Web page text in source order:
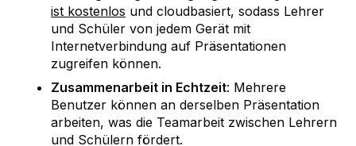
ist kostenlos und cloudbasiert, sodass Lehrer
und Schüler von jedem Gerät mit
Internetverbindung auf Präsentationen
zugreifen können.
Zusammenarbeit in Echtzeit: Mehrere
Benutzer können an derselben Präsentation
arbeiten, was die Teamarbeit zwischen Lehrern
und Schülern fördert.